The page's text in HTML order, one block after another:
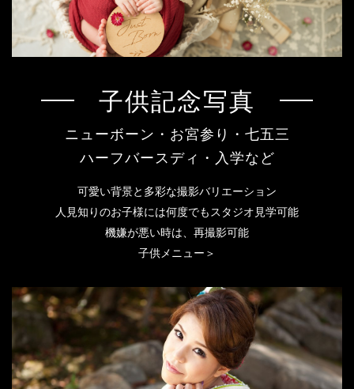
子供記念写真
ニューボーン・お宮参り・七五三
ハーフバースディ・入学など
可愛い背景と多彩な撮影バリエーション
人見知りのお子様には何度でもスタジオ見学可能
機嫌が悪い時は、再撮影可能
子供メニュー＞